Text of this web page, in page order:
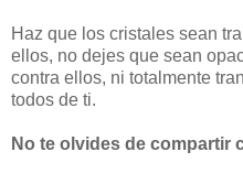
Haz que los cristales sean
ellos, no dejes que sean
contra ellos, ni totalmente
todos de ti.
No te olvides de compartir